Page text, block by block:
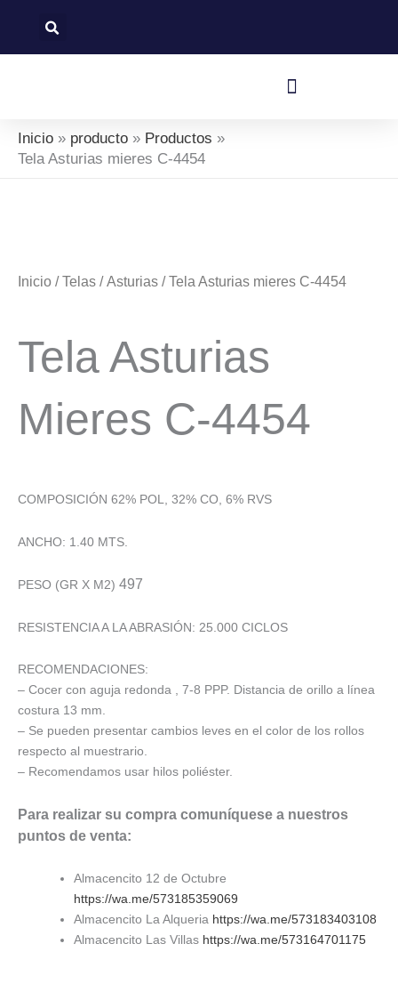
Inicio producto
Productos
Tela Asturias mieres C-4454
Inicio /Telas /Asturias / Tela Asturias mieres C-4454
Tela Asturias
Mieres C-4454
COMPOSICIÓN 62% POL, 32% CO, 6% RVS
ANCHO: 1.40 MTS.
PESO (GR X M2) 497
RESISTENCIA A LA ABRASIÓN: 25.000 CICLOS
RECOMENDACIONES:
– Cocer con aguja redonda , 7-8 PPP. Distancia de orillo a línea
costura 13 mm.
– Se pueden presentar cambios leves en el color de los rollos
respecto al muestrario.
– Recomendamos usar hilos poliéster.
Para realizar su compra comuníquese a nuestros
puntos de venta:
Almacencito 12 de Octubre
https://wa.me/573185359069
Almacencito La Alqueria https://wa.me/573183403108
Almacencito Las Villas https://wa.me/573164701175